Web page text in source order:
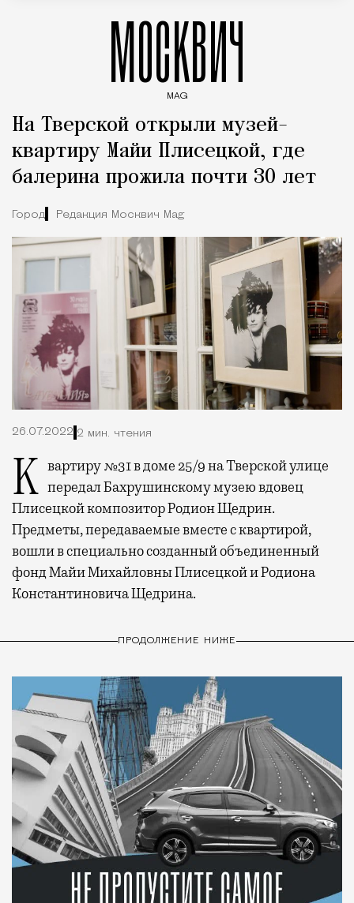
МОСКВИЧ
MAG
На Тверской открыли музей-
квартиру Майи Плисецкой, где
балерина прожила почти 30 лет
Город Редакция Москвич Mag
26.07.2022 2 мин. чтения
Квартиру №31 в доме 25/9 на Тверской улице передал Бахрушинскому музею вдовец
Плисецкой композитор Родион Щедрин.
Предметы, передаваемые вместе с квартирой,
вошли в специально созданный объединенный
фонд Майи Михайловны Плисецкой и Родиона
Константиновича Щедрина.
ПРОДОЛЖЕНИЕ НИЖЕ